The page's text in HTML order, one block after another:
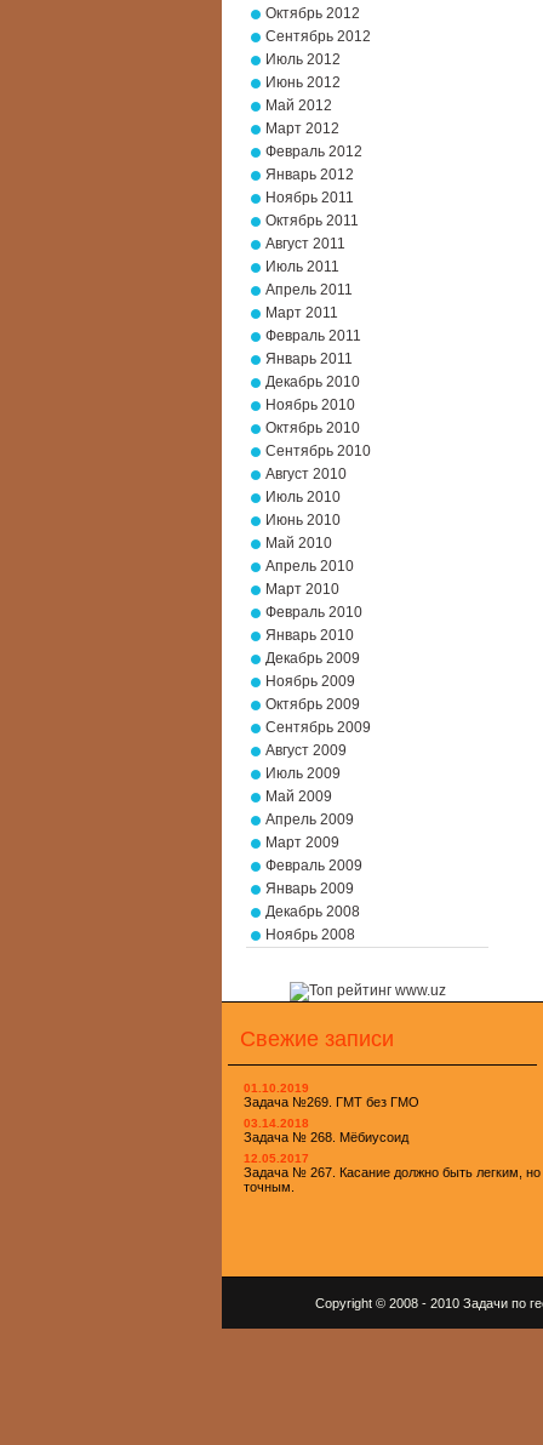
Октябрь 2012
Сентябрь 2012
Июль 2012
Июнь 2012
Май 2012
Март 2012
Февраль 2012
Январь 2012
Ноябрь 2011
Октябрь 2011
Август 2011
Июль 2011
Апрель 2011
Март 2011
Февраль 2011
Январь 2011
Декабрь 2010
Ноябрь 2010
Октябрь 2010
Сентябрь 2010
Август 2010
Июль 2010
Июнь 2010
Май 2010
Апрель 2010
Март 2010
Февраль 2010
Январь 2010
Декабрь 2009
Ноябрь 2009
Октябрь 2009
Сентябрь 2009
Август 2009
Июль 2009
Май 2009
Апрель 2009
Март 2009
Февраль 2009
Январь 2009
Декабрь 2008
Ноябрь 2008
Свежие записи
01.10.2019
Задача №269. ГМТ без ГМО
03.14.2018
Задача № 268. Мёбиусоид
12.05.2017
Задача № 267. Касание должно быть легким, но
точным.
Copyright © 2008 - 2010 Задачи по